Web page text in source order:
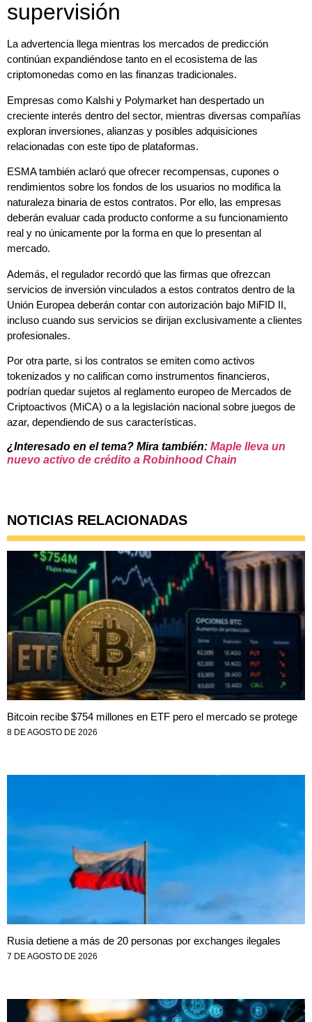
supervisión
La advertencia llega mientras los mercados de predicción
continúan expandiéndose tanto en el ecosistema de las
criptomonedas como en las finanzas tradicionales.
Empresas como Kalshi y Polymarket han despertado un
creciente interés dentro del sector, mientras diversas compañías
exploran inversiones, alianzas y posibles adquisiciones
relacionadas con este tipo de plataformas.
ESMA también aclaró que ofrecer recompensas, cupones o
rendimientos sobre los fondos de los usuarios no modifica la
naturaleza binaria de estos contratos. Por ello, las empresas
deberán evaluar cada producto conforme a su funcionamiento
real y no únicamente por la forma en que lo presentan al
mercado.
Además, el regulador recordó que las firmas que ofrezcan
servicios de inversión vinculados a estos contratos dentro de la
Unión Europea deberán contar con autorización bajo MiFID II,
incluso cuando sus servicios se dirijan exclusivamente a clientes
profesionales.
Por otra parte, si los contratos se emiten como activos
tokenizados y no califican como instrumentos financieros,
podrían quedar sujetos al reglamento europeo de Mercados de
Criptoactivos (MiCA) o a la legislación nacional sobre juegos de
azar, dependiendo de sus características.
¿Interesado en el tema? Mira también: Maple lleva un
nuevo activo de crédito a Robinhood Chain
NOTICIAS RELACIONADAS
Bitcoin recibe $754 millones en ETF pero el mercado se protege
8 DE AGOSTO DE 2026
Rusia detiene a más de 20 personas por exchanges ilegales
7 DE AGOSTO DE 2026